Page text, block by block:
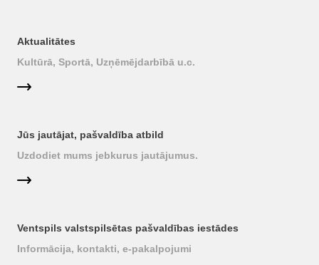
Aktualitātes
Kultūrā, Sportā, Uzņēmējdarbībā u.c.
Jūs jautājat, pašvaldība atbild
Uzdodiet mums jebkurus jautājumus.
Ventspils valstspilsētas pašvaldības iestādes
Informācija, kontakti, e-pakalpojumi